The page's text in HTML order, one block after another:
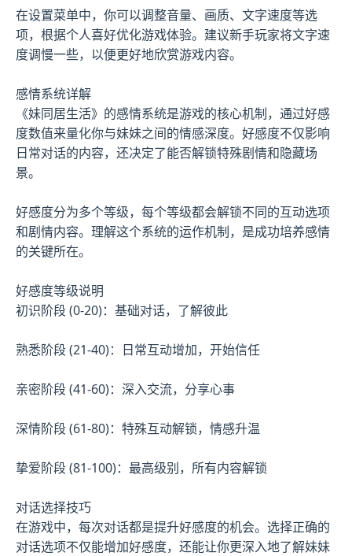
在设置菜单中，你可以调整音量、画质、文字速度等选
项，根据个人喜好优化游戏体验。建议新手玩家将文字速
度调慢一些，以便更好地欣赏游戏内容。
感情系统详解
《妹同居生活》的感情系统是游戏的核心机制，通过好感
度数值来量化你与妹妹之间的情感深度。好感度不仅影响
日常对话的内容，还决定了能否解锁特殊剧情和隐藏场
景。
好感度分为多个等级，每个等级都会解锁不同的互动选项
和剧情内容。理解这个系统的运作机制，是成功培养感情
的关键所在。
好感度等级说明
初识阶段 (0-20)：基础对话，了解彼此
熟悉阶段 (21-40)：日常互动增加，开始信任
亲密阶段 (41-60)：深入交流，分享心事
深情阶段 (61-80)：特殊互动解锁，情感升温
挚爱阶段 (81-100)：最高级别，所有内容解锁
对话选择技巧
在游戏中，每次对话都是提升好感度的机会。选择正确的
对话选项不仅能增加好感度，还能让你更深入地了解妹妹